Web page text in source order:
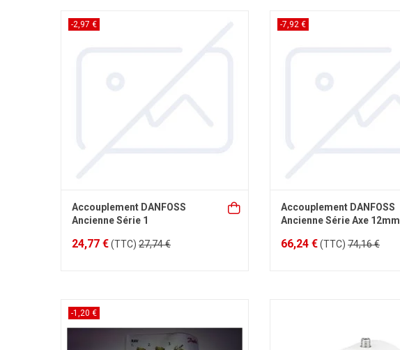
-2,97 €
Accouplement DANFOSS
Ancienne Série 1
24,77 €(TTC) 27,74 €
-7,92 €
Accouplement DANFOSS
Ancienne Série Axe 12mm
66,24 €(TTC) 74,16 €
-1,20 €